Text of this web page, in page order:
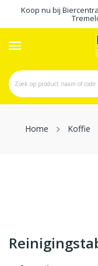
Koop nu bij
Home Koffie